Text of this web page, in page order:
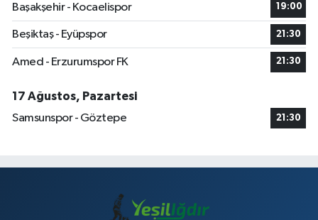
Başakşehir - Kocaelispor
19:00
Beşiktaş - Eyüpspor 21:30
Amed - Erzurumspor FK 21:30
17 Ağustos, Pazartesi
Samsunspor - Göztepe
21:30